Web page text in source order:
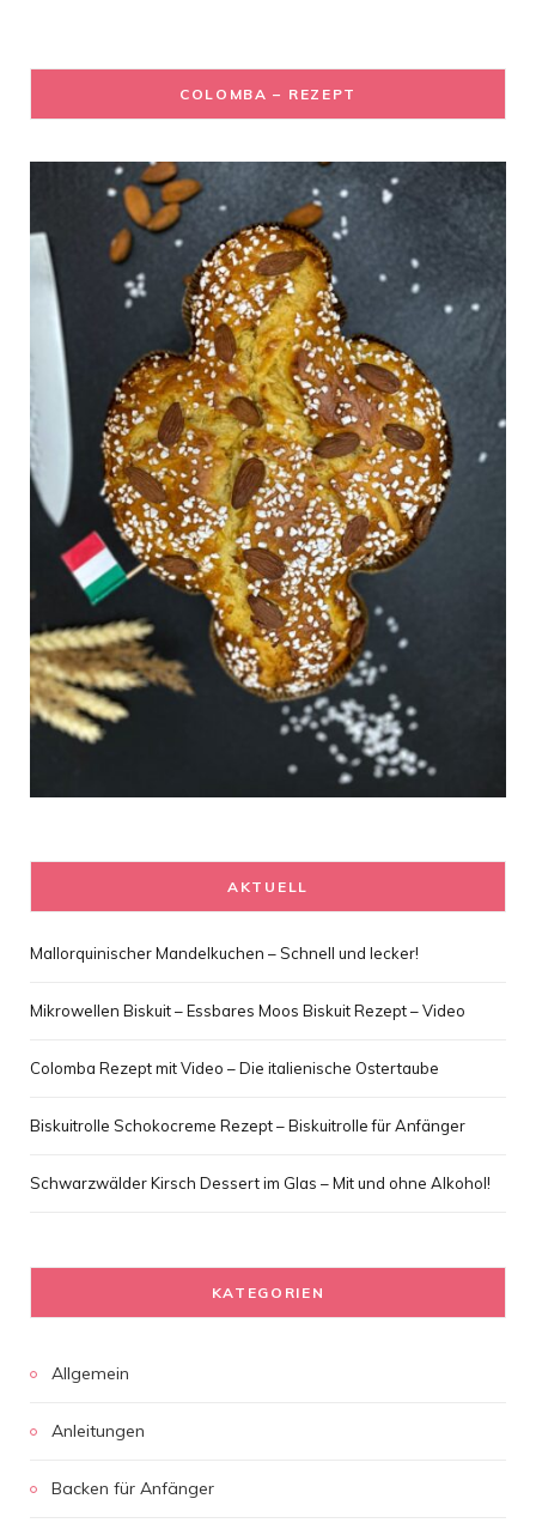
COLOMBA – REZEPT
AKTUELL
Mallorquinischer Mandelkuchen – Schnell und lecker!
Mikrowellen Biskuit – Essbares Moos Biskuit Rezept – Video
Colomba Rezept mit Video – Die italienische Ostertaube
Biskuitrolle Schokocreme Rezept – Biskuitrolle für Anfänger
Schwarzwälder Kirsch Dessert im Glas – Mit und ohne Alkohol!
KATEGORIEN
Allgemein
Anleitungen
Backen für Anfänger